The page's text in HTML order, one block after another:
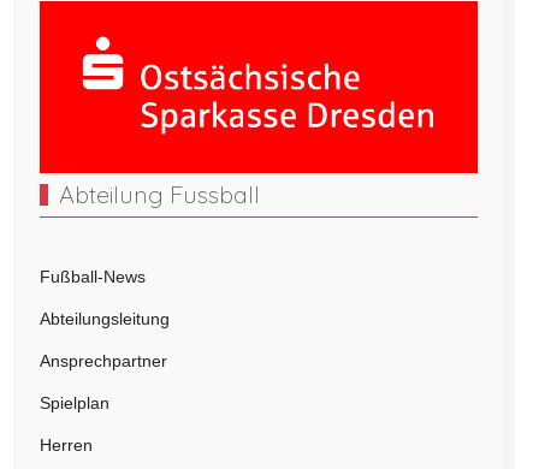
Abteilung Fussball
Fußball-News
Abteilungsleitung
Ansprechpartner
Spielplan
Herren